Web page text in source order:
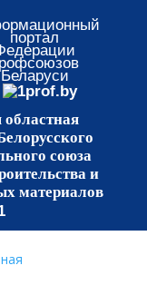
портал
Беларуси
союза
и
материалов